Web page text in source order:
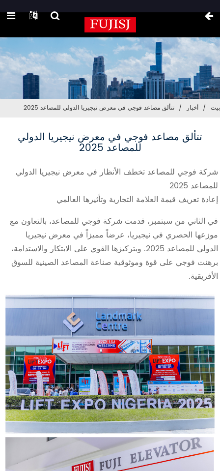
بيت أخبار تتألق مصاعد فوجي في معرض نيجيريا الدولي للمصاعد 2025
تتألق مصاعد فوجي في معرض نيجيريا الدولي
للمصاعد 2025
شركة فوجي للمصاعد تخطف الأنظار في معرض نيجيريا الدولي
للمصاعد 2025
إعادة تعريف قيمة العلامة التجارية وتأثيرها العالمي
في الثاني من سبتمبر، قدمت شركة فوجي للمصاعد، بالتعاون مع
موزعها الحصري في نيجيريا، عرضاً مميزاً في معرض نيجيريا
الدولي للمصاعد 2025. وبتركيزها القوي على الابتكار والاستدامة،
برهنت فوجي على قوة وموثوقية صناعة المصاعد الصينية للسوق
الأفريقية.